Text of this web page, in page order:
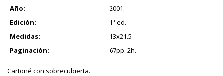
Año:
2001.
Edición:
1ª ed.
Medidas:
13x21.5
Paginación:
67pp. 2h.
Cartoné con sobrecubierta.